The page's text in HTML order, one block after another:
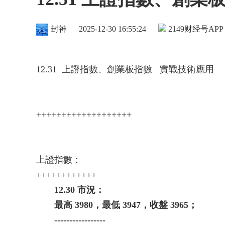
财经号APP
封神 2025-12-30 16:55:24 2149
12.31 上證指數、創業板指數 實戰技術應用
+++++++++++++++++++
上證指數：
++++++++++++
12.30 市況：
最高 3980，最低 3947，收盤 3965；
-----------------